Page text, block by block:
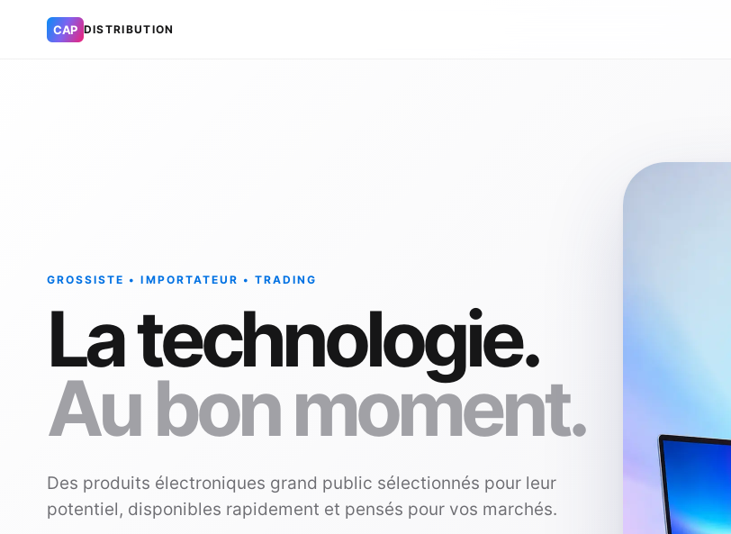
CAP DISTRIBUTION
GROSSISTE • IMPORTATEUR • TRADING
La technologie.
Au bon moment.
Des produits électroniques grand public sélectionnés pour leur
potentiel, disponibles rapidement et pensés pour vos marchés.